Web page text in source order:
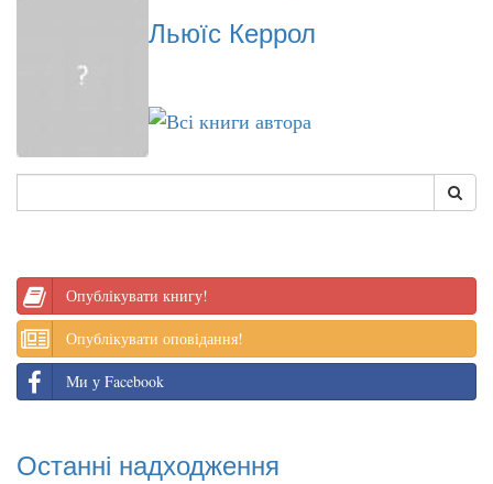
Льюїс Керрол
Опублікувати книгу!
Опублікувати оповідання!
Ми у Facebook
Останні надходження